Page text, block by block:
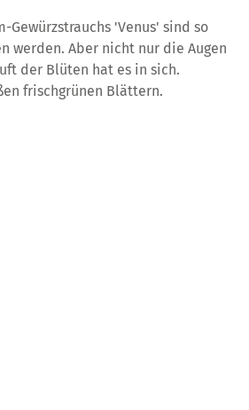
'Venus' sind so
werden. Aber nicht nur die Augen
der Blüten hat es in sich.
frischgrünen Blättern.